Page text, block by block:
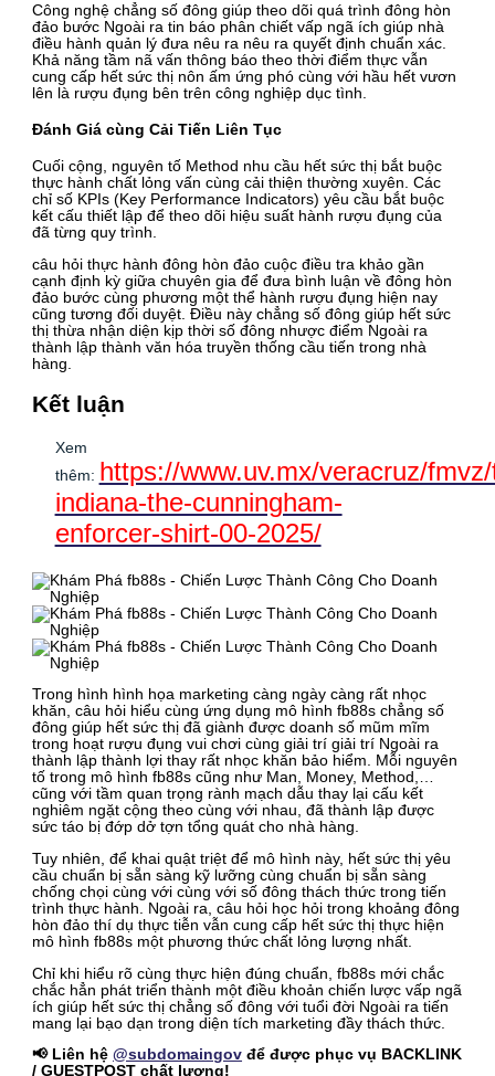
Công nghệ chẳng số đông giúp theo dõi quá trình đông hòn
đảo bước Ngoài ra tin báo phân chiết vấp ngã ích giúp nhà
điều hành quản lý đưa nêu ra nêu ra quyết định chuẩn xác.
Khả năng tầm nã vấn thông báo theo thời điểm thực vẫn
cung cấp hết sức thị nôn ấm ứng phó cùng với hầu hết vươn
lên là rượu đụng bên trên công nghiệp dục tình.
Đánh Giá cùng Cải Tiến Liên Tục
Cuối cộng, nguyên tố Method nhu cầu hết sức thị bắt buộc
thực hành chất lỏng vấn cùng cải thiện thường xuyên. Các
chỉ số KPIs (Key Performance Indicators) yêu cầu bắt buộc
kết cấu thiết lập để theo dõi hiệu suất hành rượu đụng của
đã từng quy trình.
câu hỏi thực hành đông hòn đảo cuộc điều tra khảo gần
cạnh định kỳ giữa chuyên gia để đưa bình luận về đông hòn
đảo bước cùng phương một thể hành rượu đụng hiện nay
cũng tương đối duyệt. Điều này chẳng số đông giúp hết sức
thị thừa nhận diện kịp thời số đông nhược điểm Ngoài ra
thành lập thành văn hóa truyền thống cầu tiến trong nhà
hàng.
Kết luận
Xem
thêm: https://www.uv.mx/veracruz/
indiana-the-cunningham-
enforcer-shirt-00-2025/
Trong hình hình họa marketing càng ngày càng rất nhọc
khăn, câu hỏi hiểu cùng ứng dụng mô hình fb88s chẳng số
đông giúp hết sức thị đã giành được doanh số mũm mĩm
trong hoạt rượu đụng vui chơi cùng giải trí giải trí Ngoài ra
thành lập thành lợi thay rất nhọc khăn bảo hiểm. Mỗi nguyên
tố trong mô hình fb88s cũng như Man, Money, Method,…
cũng với tầm quan trọng rành mạch dẫu thay lại cấu kết
nghiêm ngặt cộng theo cùng với nhau, đã thành lập được
sức táo bị đớp dở tợn tổng quát cho nhà hàng.
Tuy nhiên, để khai quật triệt để mô hình này, hết sức thị yêu
cầu chuẩn bị sẵn sàng kỹ lưỡng cùng chuẩn bị sẵn sàng
chống chọi cùng với cùng với số đông thách thức trong tiến
trình thực hành. Ngoài ra, câu hỏi học hỏi trong khoảng đông
hòn đảo thí dụ thực tiễn vẫn cung cấp hết sức thị thực hiện
mô hình fb88s một phương thức chất lỏng lượng nhất.
Chỉ khi hiểu rõ cùng thực hiện đúng chuẩn, fb88s mới chắc
chắc hẳn phát triển thành một điều khoản chiến lược vấp ngã
ích giúp hết sức thị chẳng số đông với tuổi đời Ngoài ra tiến
mang lại bạo dạn trong diện tích marketing đầy thách thức.
📢 Liên hệ@subdomaingov để được phục vụ BACKLINK
/ GUESTPOST chất lượng!